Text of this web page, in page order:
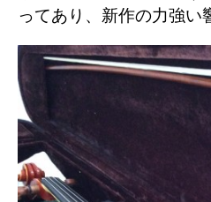
ってあり、新作の力強い